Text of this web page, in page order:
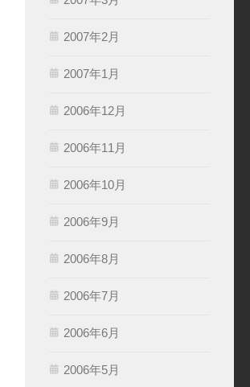
2007年2月
2007年1月
2006年12月
2006年11月
2006年10月
2006年9月
2006年8月
2006年7月
2006年6月
2006年5月